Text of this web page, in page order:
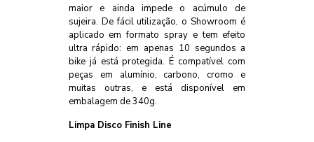
maior e ainda impede o acúmulo de
sujeira. De fácil utilização, o Showroom é
aplicado em formato spray e tem efeito
ultra rápido: em apenas 10 segundos a
bike já está protegida. É compatível com
peças em alumínio, carbono, cromo e
muitas outras, e está disponível em
embalagem de 340g.
Limpa Disco Finish Line